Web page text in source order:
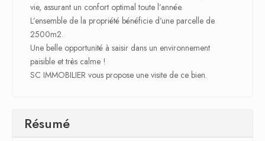
vie, assurant un confort optimal toute l’année.
L’ensemble de la propriété bénéficie d’une parcelle de
2500m2.
Une belle opportunité à saisir dans un environnement
paisible et très calme !
SC IMMOBILIER vous propose une visite de ce bien.
Résumé